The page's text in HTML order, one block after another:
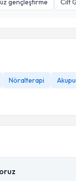
gençleştirme Cilt
Nöralterapi